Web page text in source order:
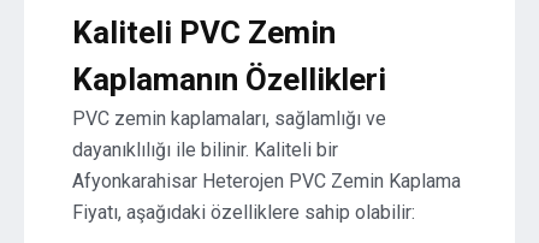
Kaliteli PVC Zemin
Kaplamanın Özellikleri
PVC zemin kaplamaları, sağlamlığı ve
dayanıklılığı ile bilinir. Kaliteli bir
Afyonkarahisar Heterojen PVC Zemin Kaplama
Fiyatı, aşağıdaki özelliklere sahip olabilir: